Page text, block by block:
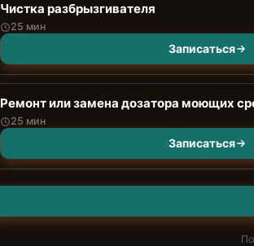
Чистка разбрызгивателя
25 мин
Записаться
Ремонт или замена дозатора моющих
25 мин
Записаться